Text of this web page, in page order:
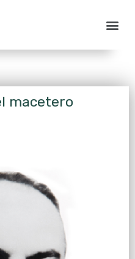
macetero